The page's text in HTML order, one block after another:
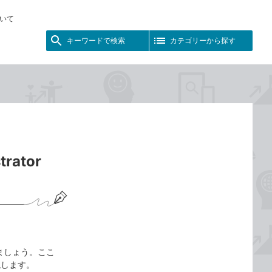
て
キーワードで検索 カテゴリーから探す
ょう。ここ
ます。